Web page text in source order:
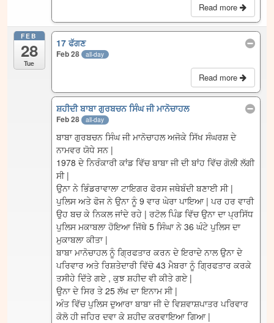
Read more
FEB
28
Tue
17 ਫੱਗਣ
Feb 28 all-day
Read more
ਸ਼ਹੀਦੀ ਬਾਬਾ ਗੁਰਬਚਨ ਸਿੰਘ ਜੀ ਮਾਨੋਚਾਹਲ
Feb 28 all-day
ਬਾਬਾ ਗੁਰਬਚਨ ਸਿੰਘ ਜੀ ਮਾਨੋਚਾਹਲ ਅਜੋਕੇ ਸਿੱਖ ਸੰਘਰਸ਼ ਦੇ
ਨਾਮਵਰ ਯੋਧੇ ਸਨ |
1978 ਦੇ ਨਿਰੰਕਾਰੀ ਕਾਂਡ ਵਿੱਚ ਬਾਬਾ ਜੀ ਦੀ ਬਾਂਹ ਵਿੱਚ ਗੋਲੀ ਲੱਗੀ
ਸੀ |
ਉਨਾ ਨੇ ਭਿੰਡਰਾਵਾਲਾ ਟਾਇਗਰ ਫੋਰਸ ਜਥੇਬੰਦੀ ਬਣਾਈ ਸੀ |
ਪੁਲਿਸ ਅਤੇ ਫੋਜ ਨੇ ਉਨਾ ਨੂੰ 9 ਵਾਰ ਘੇਰਾ ਪਾਇਆ | ਪਰ ਹਰ ਵਾਰੀ
ਉਹ ਬਚ ਕੇ ਨਿਕਲ ਜਾਂਦੇ ਰਹੇ | ਰਟੋਲ ਪਿੰਡ ਵਿੱਚ ਉਨਾ ਦਾ ਪ੍ਰਸਿੱਧ
ਪੁਲਿਸ ਮਕਾਬਲਾ ਹੋਇਆ ਜਿੱਥੇ 5 ਸਿੰਘਾ ਨੇ 36 ਘੰਟੇ ਪੁਲਿਸ ਦਾ
ਮੁਕਾਬਲਾ ਕੀਤਾ |
ਬਾਬਾ ਮਾਨੋਚਾਹਲ ਨੂੰ ਗ੍ਰਿਫਤਾਰ ਕਰਨ ਦੇ ਇਰਾਦੇ ਨਾਲ ਉਨਾ ਦੇ
ਪਰਿਵਾਰ ਅਤੇ ਰਿਸ਼ਤੇਦਾਰੀ ਵਿੱਚੋ 43 ਮੈਬਰਾ ਨੂੰ ਗ੍ਰਿਫਤਾਰ ਕਰਕੇ
ਤਸੀਹੇ ਦਿੱਤੇ ਗਏ , ਕੁਝ ਸ਼ਹੀਦ ਵੀ ਕੀਤੇ ਗਏ |
ਉਨਾ ਦੇ ਸਿਰ ਤੇ 25 ਲੱਖ ਦਾ ਇਨਾਮ ਸੀ |
ਅੰਤ ਵਿੱਚ ਪੁਲਿਸ ਦੁਆਰਾ ਬਾਬਾ ਜੀ ਦੇ ਵਿਸ਼ਵਾਸ਼ਪਾਤਰ ਪਰਿਵਾਰ
ਕੋਲੋ ਹੀ ਜਹਿਰ ਦਵਾ ਕੇ ਸ਼ਹੀਦ ਕਰਵਾਇਆ ਗਿਆ |